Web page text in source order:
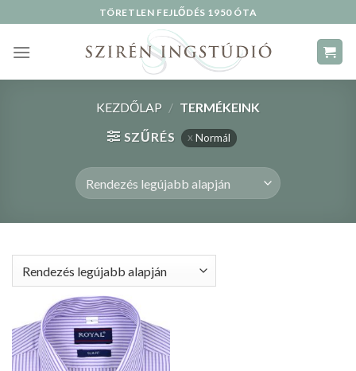
to
content
TÖRETLEN FEJLŐDÉS 1950 ÓTA
KEZDŐLAP / TERMÉKEINK
SZŰRÉS
Normál